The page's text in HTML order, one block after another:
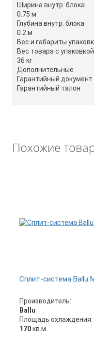
Ширина внутр. блока
0.75 м
Глубина внутр. блока
0.2 м
Вес и габариты
Вес товара с
36 кг
Дополнительные
Гарантийный документ
Гарантийный талон
Похожие
Сплит-система Ballu
Производитель:
Ballu
Площадь охлаждения:
170кв.м.